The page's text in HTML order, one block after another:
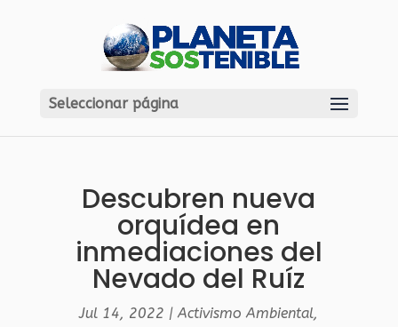
Seleccionar página
Descubren nueva
orquídea en
inmediaciones del
Nevado del Ruíz
Jul 14, 2022 |Activismo Ambiental,